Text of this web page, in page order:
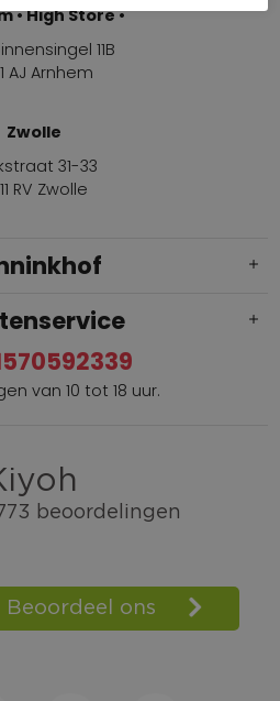
• High Store •
11B
AJ Arnhem
Zwolle
31-33
RV Zwolle
€ 100,=
ook mogelijk
van 10 tot 18 uur.